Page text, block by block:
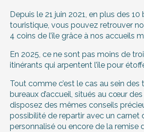
Depuis le 21 juin 2021, en plus des 10
touristique, vous pouvez retrouver
4 coins de l’île grâce à nos accueils
En 2025, ce ne sont pas moins de
itinérants qui arpentent l’île pour
Tout comme c’est le cas au sein des
bureaux d’accueil, situés au cœur
disposez des mêmes conseils
possibilité de repartir avec un carnet
personnalisé ou encore de la remise